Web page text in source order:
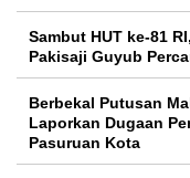
Sambut HUT ke-81
Pakisaji Guyub
Berbekal Putusan
Laporkan Dugaan
Pasuruan Kota